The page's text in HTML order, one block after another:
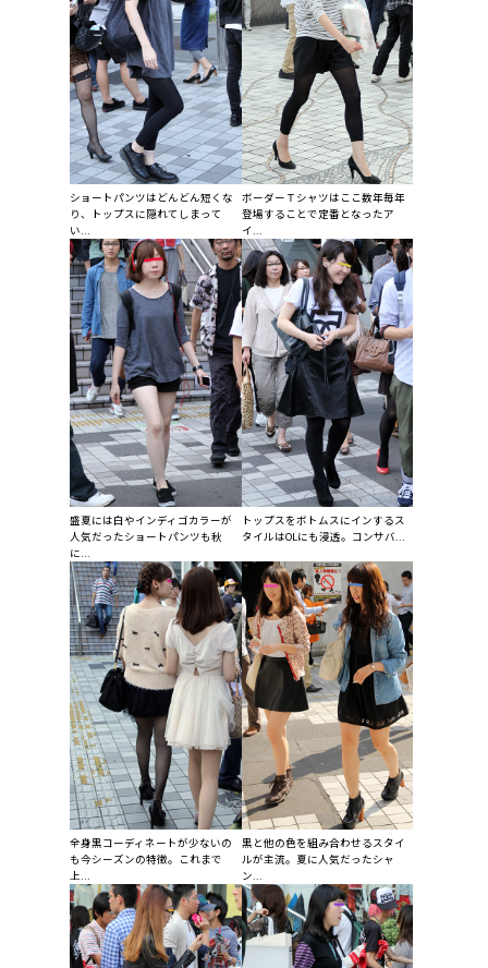
ショートパンツはどんどん短くな
り、トップスに隠れてしまって
い...
ボーダーＴシャツはここ数年毎年
登場することで定番となったア
イ...
盛夏には白やインディゴカラーが
人気だったショートパンツも秋
に...
トップスをボトムスにインするス
タイルはOLにも浸透。コンサバ...
全身黒コーディネートが少ないの
も今シーズンの特徴。これまで
上...
黒と他の色を組み合わせるスタイ
ルが主流。夏に人気だったシャ
ン...